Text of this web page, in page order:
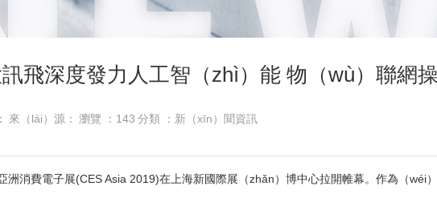
飛深度發力人工智（zhì）能 物（wù）聯網
來（lái）源： 瀏覽 ： 143 分類 ：新（xīn）聞資訊
洲消費電子展(CES Asia 2019)在上海新國際展（zhǎn）博中心拉開帷幕。作為（wéi